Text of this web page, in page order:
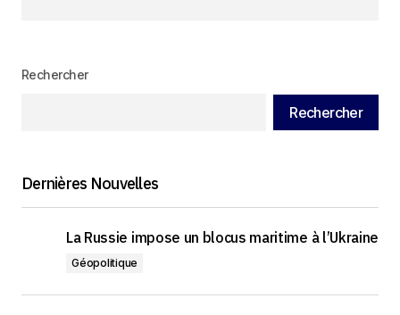
Rechercher
Rechercher
Dernières Nouvelles
La Russie impose un blocus maritime à l’Ukraine
Géopolitique